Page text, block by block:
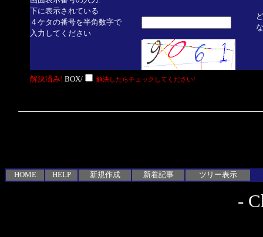
下に表示されている
４ケタの番号を半角数字で
入力してください
解決済み! BOX/ 解決したらチェックしてください!
HOME HELP 新規作成 新着記事 ツリー表示
-